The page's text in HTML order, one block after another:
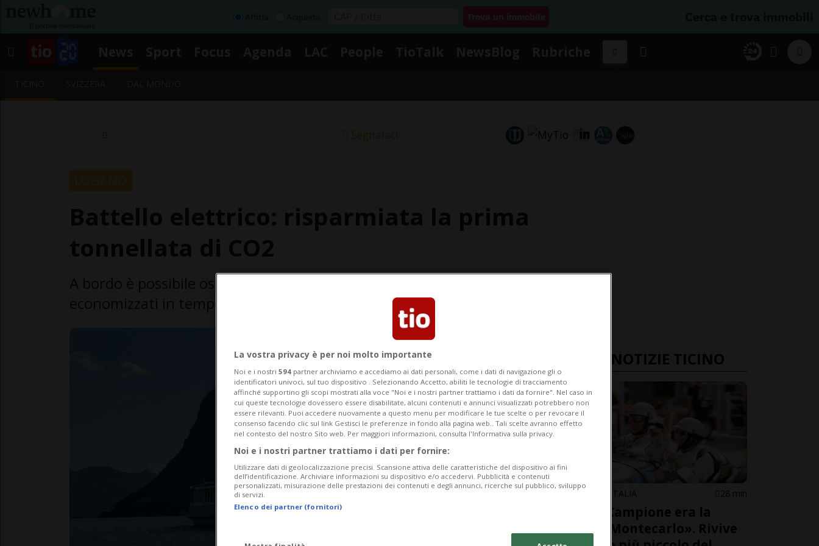
Segnalaci
economizzati in tempo reale, per mezzo di uno schermo.
ULTIME NOTIZIE TICINO
CAMPIONE D'ITALIA 28 min
Quando Campione era la
«piccola Montecarlo». Rivive
La vostra privacy è per noi molto importante
Noi e i nostri 594 partner archiviamo e accediamo ai dati personali, come i dati di navigazione gli o
identificatori univoci, sul tuo dispositivo . Selezionando Accetto, abiliti le tecnologie di tracciamento
affinché supportino gli scopi mostrati alla voce "Noi e i nostri partner trattiamo i dati da fornire". Nel caso in
cui queste tecnologie dovessero essere disabilitate, alcuni contenuti e annunci visualizzati potrebbero non
essere rilevanti. Puoi accedere nuovamente a questo menu per modificare le tue scelte o per revocare il
consenso facendo clic sul link Gestisci le preferenze in fondo alla pagina web.. Tali scelte avranno effetto
nel contesto del nostro Sito web. Per maggiori informazioni, consulta l'Informativa sulla privacy.
Noi e i nostri partner trattiamo i dati per fornire:
Utilizzare dati di geolocalizzazione precisi. Scansione attiva delle caratteristiche del dispositivo ai fini
dell’identificazione. Archiviare informazioni su dispositivo e/o accedervi. Pubblicità e contenuti
personalizzati, misurazione delle prestazioni dei contenuti e degli annunci, ricerche sul pubblico, sviluppo
di servizi.
Elenco dei partner (fornitori)